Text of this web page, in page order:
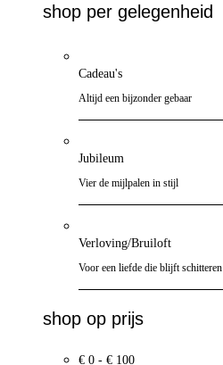
shop per gelegenheid
Cadeau's
Altijd een bijzonder gebaar
Jubileum
Vier de mijlpalen in stijl
Verloving/Bruiloft
Voor een liefde die blijft schitteren
shop op prijs
€ 0 - € 100